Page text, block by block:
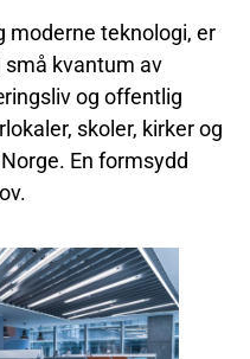
moderne teknologi, er
små kvantum av
og offentlig
skoler, kirker og
En formsydd